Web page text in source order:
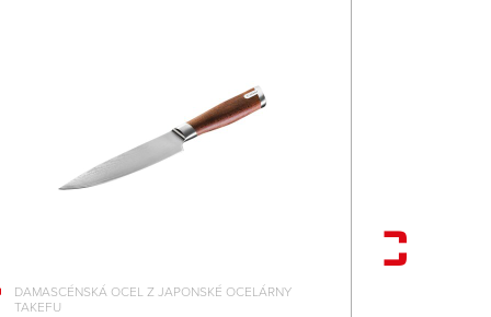
DAMASCÉNSKÁ OCEL Z JAPONSKÉ OCELÁRNY
TAKEFU